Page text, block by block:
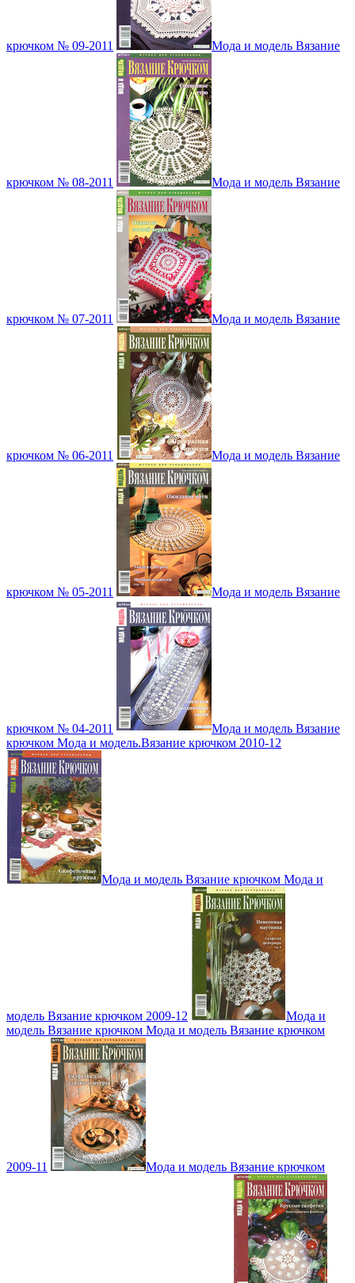
крючком № 09-2011 Мода и модель Вязание
крючком № 08-2011 Мода и модель Вязание
крючком № 07-2011 Мода и модель Вязание
крючком № 06-2011 Мода и модель Вязание
крючком № 05-2011 Мода и модель Вязание
крючком № 04-2011
Мода и модель Вязание
крючком Мода и модель.Вязание крючком 2010-12
Мода и модель Вязание крючком Мода и
модель Вязание крючком 2009-12
Мода и
модель Вязание крючком Мода и модель Вязание крючком
2009-11 Мода и модель Вязание крючком